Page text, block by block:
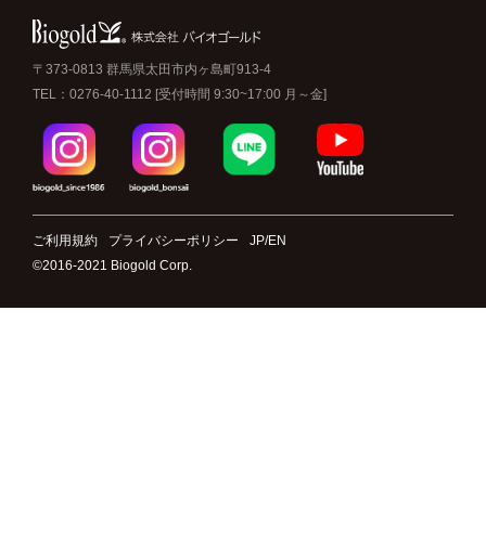
〒373-0813 群馬県太田市内ヶ島町913-4
TEL：0276-40-1112 [受付時間 9:30~17:00 月～金]
ご利用規約 プライバシーポリシー JP/EN
©️2016-2021 Biogold Corp.